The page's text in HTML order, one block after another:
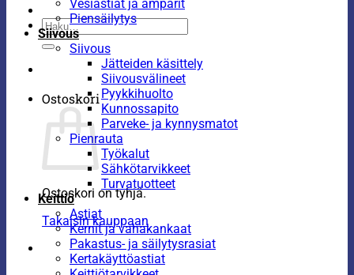
Etsi:
Ostoskori
Ostoskori on tyhjä.
Takaisin kauppaan
Vesiastiat ja ämpärit
Piensäilytys
Siivous
Siivous
Jätteiden käsittely
Siivousvälineet
Pyykkihuolto
Kunnossapito
Parveke- ja kynnysmatot
Pienrauta
Työkalut
Sähkötarvikkeet
Turvatuotteet
Keittiö
Astiat
Kernit ja vahakankaat
Pakastus- ja säilytysrasiat
Kertakäyttöastiat